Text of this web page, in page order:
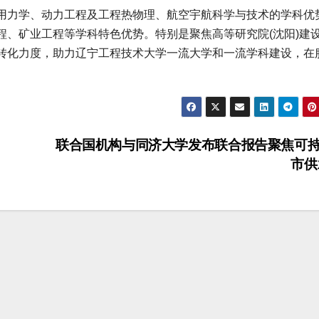
、动力工程及工程热物理、航空宇航科学与技术的学科优
矿业工程等学科特色优势。特别是聚焦高等研究院(沈阳)建
力度，助力辽宁工程技术大学一流大学和一流学科建设，在
联合国机构与同济大学发布联合报告聚焦可
市